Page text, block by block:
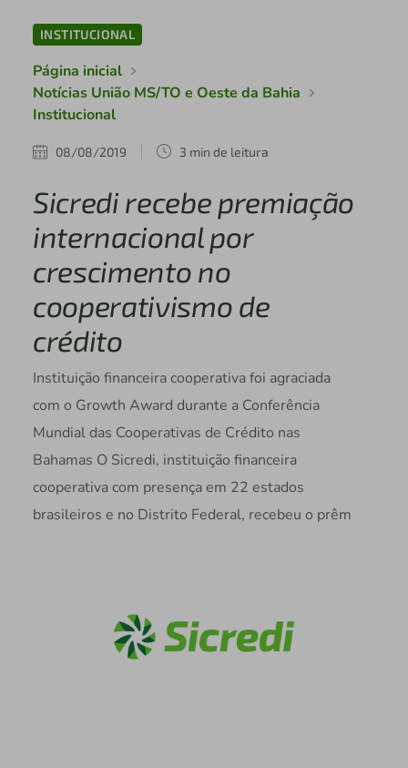
INSTITUCIONAL
Página inicial
Notícias União MS/TO e Oeste da Bahia
Institucional
08/08/2019 3 min de leitura
Sicredi recebe premiação
internacional por
crescimento no
cooperativismo de
crédito
Instituição financeira cooperativa foi agraciada
com o Growth Award durante a Conferência
Mundial das Cooperativas de Crédito nas
Bahamas O Sicredi, instituição financeira
cooperativa com presença em 22 estados
brasileiros e no Distrito Federal, recebeu o prêm